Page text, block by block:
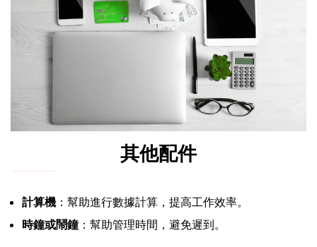
其他配件
計算機 ：幫助進行數據計算，提高工作效率。
時鐘或鬧鐘：幫助管理時間，避免遲到。